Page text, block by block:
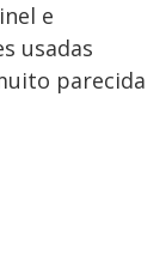
e
usadas
parecida